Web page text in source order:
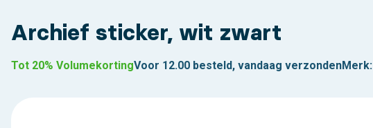
Archief sticker, wit zwart
Tot 20% VolumekortingVoor 12.00 besteld, vandaag verzondenMerk: